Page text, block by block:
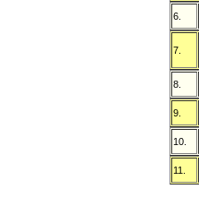
6.
7.
8.
9.
10.
11.